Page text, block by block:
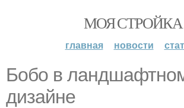
МОЯ СТРОЙКА
главная новости
Бобо в
дизайне